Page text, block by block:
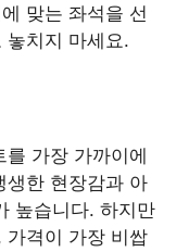
맞는 좌석을 선
놓치지 마세요.
를 가장 가까이에
생한 현장감과 아
높습니다. 하지만
가격이 가장 비쌉